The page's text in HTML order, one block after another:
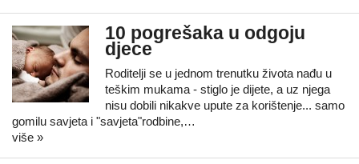
10 pogrešaka u odgoju
djece
Roditelji se u jednom trenutku života nađu u
teškim mukama - stiglo je dijete, a uz njega
nisu dobili nikakve upute za korištenje... samo
gomilu savjeta i "savjeta"rodbine,…
više »